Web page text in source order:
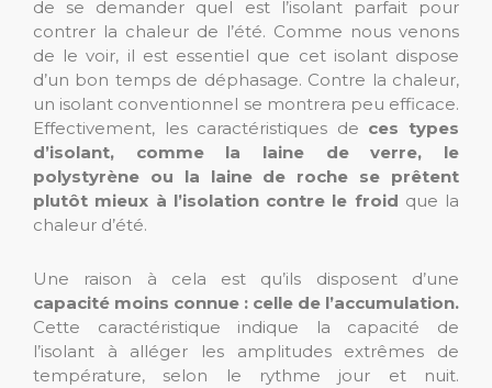
de se demander quel est l’isolant parfait pour
contrer la chaleur de l’été. Comme nous venons
de le voir, il est essentiel que cet isolant dispose
d’un bon temps de déphasage. Contre la chaleur,
un isolant conventionnel se montrera peu efficace.
Effectivement, les caractéristiques de ces types
d’isolant, comme la laine de verre, le
polystyrène ou la laine de roche se prêtent
plutôt mieux à l’isolation contre le froid que la
chaleur d’été.
Une raison à cela est qu’ils disposent d’une
capacité moins connue : celle de l’accumulation.
Cette caractéristique indique la capacité de
l’isolant à alléger les amplitudes extrêmes de
température, selon le rythme jour et nuit.